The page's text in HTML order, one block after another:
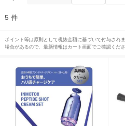
5 件
ポイント等は原則として税抜金額に基づいて付与され
場合があるので、最新情報はカート画面でご確認くださ